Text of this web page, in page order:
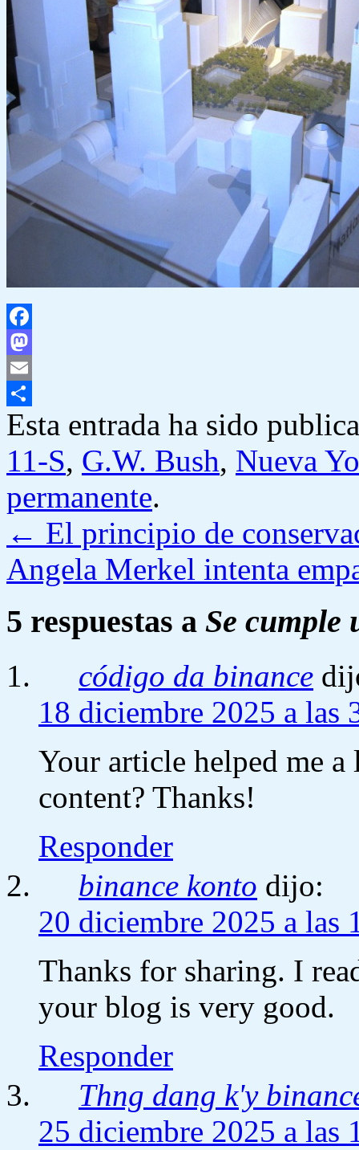
Facebook
Mastodon
Email
Compartir
Esta entrada ha sido
11-S, G.W. Bush, Nueva
permanente.
← El principio de
Angela Merkel intenta
5 respuestas a Se cumple
código da binance
18 diciembre 2025 a las
Your article helped me
content? Thanks!
Responder
binance konto dijo:
20 diciembre 2025 a las
Thanks for sharing. I
your blog is very good.
Responder
Thng dang k'y
25 diciembre 2025 a las